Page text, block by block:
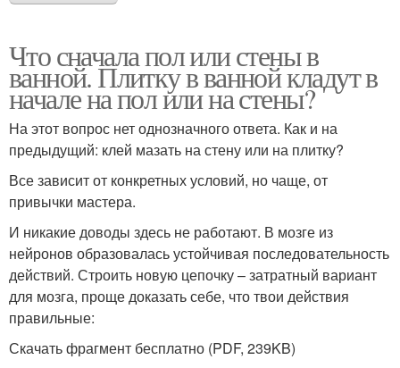
Что сначала пол или стены в
ванной. Плитку в ванной кладут в
начале на пол или на стены?
На этот вопрос нет однозначного ответа. Как и на
предыдущий: клей мазать на стену или на плитку?
Все зависит от конкретных условий, но чаще, от
привычки мастера.
И никакие доводы здесь не работают. В мозге из
нейронов образовалась устойчивая последовательность
действий. Строить новую цепочку – затратный вариант
для мозга, проще доказать себе, что твои действия
правильные:
Скачать фрагмент бесплатно (PDF, 239KB)